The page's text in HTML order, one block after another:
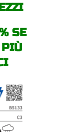
SE
PIÙ